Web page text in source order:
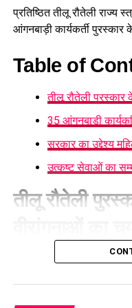
एक परिवार की तर्ज पर लोगों
यूनिट में करीब दो महिलाएं,
महिलाओं और बच्चों को
का अनुभव हो सके।
प्रतिष्ठित तीलू रौतेली राज्य
आंगनबाड़ी कार्यकर्ती पुरस्कार
Table of
तीलू रौतेली
35 आंगनबाड़ी
सरकार का उद्देश्य
उत्कृष्ट सेवाओं का
तीलू रौतेली
महिला सशक्तीकरण एवं बाल
पुरस्कार के लिए विभिन्न